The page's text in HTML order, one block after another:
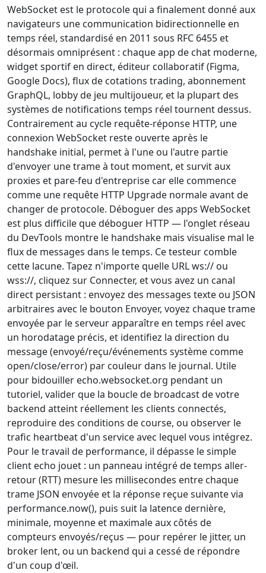
WebSocket est le protocole qui a finalement donné aux
navigateurs une communication bidirectionnelle en
temps réel, standardisé en 2011 sous RFC 6455 et
désormais omniprésent : chaque app de chat moderne,
widget sportif en direct, éditeur collaboratif (Figma,
Google Docs), flux de cotations trading, abonnement
GraphQL, lobby de jeu multijoueur, et la plupart des
systèmes de notifications temps réel tournent dessus.
Contrairement au cycle requête-réponse HTTP, une
connexion WebSocket reste ouverte après le
handshake initial, permet à l'une ou l'autre partie
d'envoyer une trame à tout moment, et survit aux
proxies et pare-feu d'entreprise car elle commence
comme une requête HTTP Upgrade normale avant de
changer de protocole. Déboguer des apps WebSocket
est plus difficile que déboguer HTTP — l'onglet réseau
du DevTools montre le handshake mais visualise mal le
flux de messages dans le temps. Ce testeur comble
cette lacune. Tapez n'importe quelle URL ws:// ou
wss://, cliquez sur Connecter, et vous avez un canal
direct persistant : envoyez des messages texte ou JSON
arbitraires avec le bouton Envoyer, voyez chaque trame
envoyée par le serveur apparaître en temps réel avec
un horodatage précis, et identifiez la direction du
message (envoyé/reçu/événements système comme
open/close/error) par couleur dans le journal. Utile
pour bidouiller echo.websocket.org pendant un
tutoriel, valider que la boucle de broadcast de votre
backend atteint réellement les clients connectés,
reproduire des conditions de course, ou observer le
trafic heartbeat d'un service avec lequel vous intégrez.
Pour le travail de performance, il dépasse le simple
client echo jouet : un panneau intégré de temps aller-
retour (RTT) mesure les millisecondes entre chaque
trame JSON envoyée et la réponse reçue suivante via
performance.now(), puis suit la latence dernière,
minimale, moyenne et maximale aux côtés de
compteurs envoyés/reçus — pour repérer le jitter, un
broker lent, ou un backend qui a cessé de répondre
d'un coup d'œil.